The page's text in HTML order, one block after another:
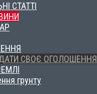
СТАТТІ
СВОЄ ОГОЛОШЕННЯ
грунту